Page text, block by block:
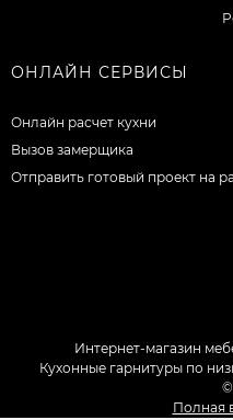
ОНЛАЙН СЕРВИСЫ
Онлайн расчет кухни
Вызов замерщика
Отправить готовый проект на
Интернет-магазин
Кухонные гарнитуры по
©
Полная